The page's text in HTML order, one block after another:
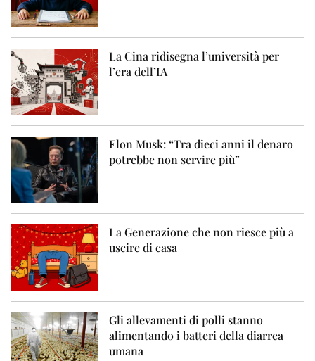
La Cina ridisegna l’università per
l’era dell’IA
Elon Musk: “Tra dieci anni il denaro
potrebbe non servire più”
La Generazione che non riesce più a
uscire di casa
Gli allevamenti di polli stanno
alimentando i batteri della diarrea
umana